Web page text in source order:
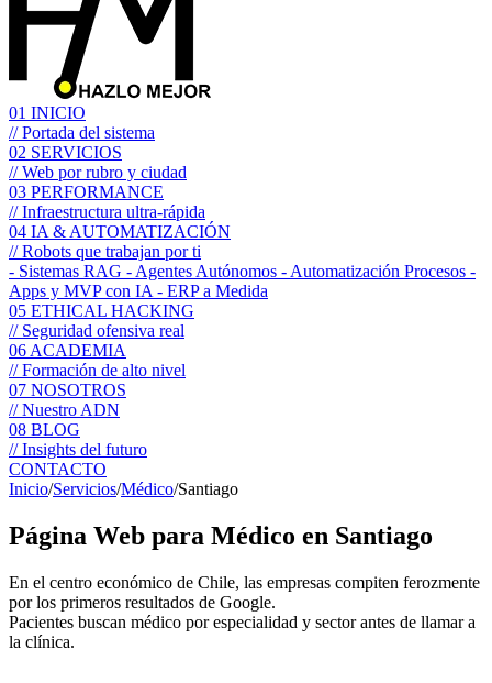
01 INICIO
// Portada del sistema
02 SERVICIOS
// Web por rubro y ciudad
03 PERFORMANCE
// Infraestructura ultra-rápida
04 IA & AUTOMATIZACIÓN
// Robots que trabajan por ti
- Sistemas RAG - Agentes Autónomos - Automatización Procesos -
Apps y MVP con IA - ERP a Medida
05 ETHICAL HACKING
// Seguridad ofensiva real
06 ACADEMIA
// Formación de alto nivel
07 NOSOTROS
// Nuestro ADN
08 BLOG
// Insights del futuro
CONTACTO
Inicio/Servicios/Médico/Santiago
Página Web para Médico en Santiago
En el centro económico de Chile, las empresas compiten ferozmente
por los primeros resultados de Google.
Pacientes buscan médico por especialidad y sector antes de llamar a
la clínica.